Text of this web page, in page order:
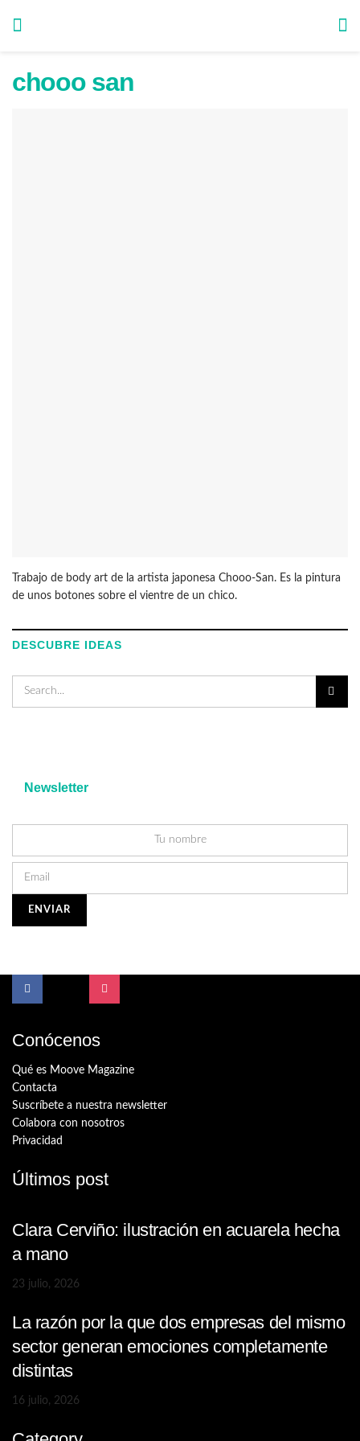
chooo san
Trabajo de body art de la artista japonesa Chooo-San. Es la pintura
de unos botones sobre el vientre de un chico.
DESCUBRE IDEAS
Newsletter
Conócenos
Qué es Moove Magazine
Contacta
Suscríbete a nuestra newsletter
Colabora con nosotros
Privacidad
Últimos post
Clara Cerviño: ilustración en acuarela hecha
a mano
23 julio, 2026
La razón por la que dos empresas del mismo
sector generan emociones completamente
distintas
16 julio, 2026